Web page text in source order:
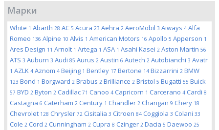
Марки
White 1 Abarth 28 AC 5 Acura 23 Aehra 2 AeroMobil 3 Aiways 4 Alfa
Romeo 136 Alpine 10 Alvis 1 American Motors 16 Apollo 5 Apperson 1
Ares Design 11 Arnolt 1 Artega 1 ASA 1 Asahi Kasei 2 Aston Martin 56
ATS 3 Auburn 3 Audi 85 Aurus 2 Austin 6 Autech 2 Autobianchi 3 Avatr
1 AZLK 4 Aznom 4 Beijing 1 Bentley 17 Bertone 14 Bizzarrini 2 BMW
123 Bond 1 Borgward 2 Brabus 2 Brilliance 2 Bristol 5 Bugatti 55 Buick
57 BYD 2 Byton 2 Cadillac 71 Canoo 4 Capricorn 1 Carcerano 4 Cardi 8
Castagna 6 Caterham 2 Century 1 Chandler 2 Changan 9 Chery 18
Chevrolet 128 Chrysler 72 Cisitalia 3 Citroen 84 Coggiola 3 Colani 33
Cole 2 Cord 2 Cunningham 2 Cupra 8 Czinger 2 Dacia 5 Daewoo 25